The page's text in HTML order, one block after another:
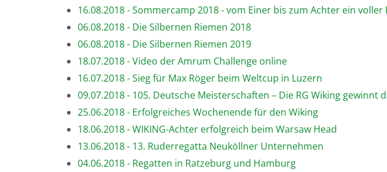
16.08.2018 - Sommercamp 2018 - vom Einer bis zum Achter ein voller
06.08.2018 - Die Silbernen Riemen 2018
06.08.2018 - Die Silbernen Riemen 2019
18.07.2018 - Video der Amrum Challenge online
16.07.2018 - Sieg für Max Röger beim Weltcup in Luzern
09.07.2018 - 105. Deutsche Meisterschaften – Die RG Wiking gewinnt
25.06.2018 - Erfolgreiches Wochenende für den Wiking
18.06.2018 - WIKING-Achter erfolgreich beim Warsaw Head
13.06.2018 - 13. Ruderregatta Neuköllner Unternehmen
04.06.2018 - Regatten in Ratzeburg und Hamburg